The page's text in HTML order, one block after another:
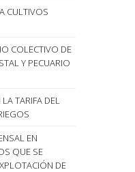
CULTIVOS
COLECTIVO DE
Y PECUARIO
TARIFA DEL
EN
QUE SE
DE